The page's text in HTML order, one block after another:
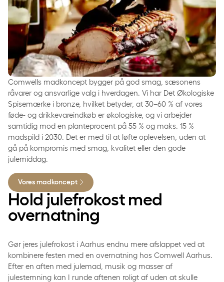
Comwells madkoncept bygger på god smag, sæsonens
råvarer og ansvarlige valg i hverdagen. Vi har Det Økologiske
Spisemærke i bronze, hvilket betyder, at 30–60 % af vores
føde- og drikkevareindkøb er økologiske, og vi arbejder
samtidig mod en planteprocent på 55 % og maks. 15 %
madspild i 2030. Det er med til at løfte oplevelsen, uden at
gå på kompromis med smag, kvalitet eller den gode
julemiddag.
Vores madkoncept
Hold julefrokost med
overnatning
Gør jeres julefrokost i Aarhus endnu mere afslappet ved at
kombinere festen med en overnatning hos Comwell Aarhus.
Efter en aften med julemad, musik og masser af
julestemning kan I runde aftenen roligt af uden at skulle